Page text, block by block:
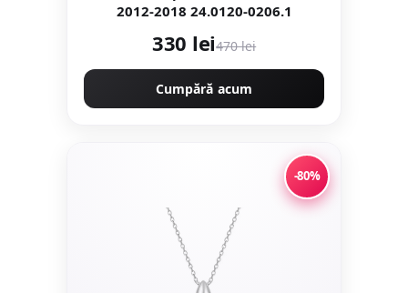
2012-2018 24.0120-0206.1
330 lei470 lei
Cumpără acum
-80%